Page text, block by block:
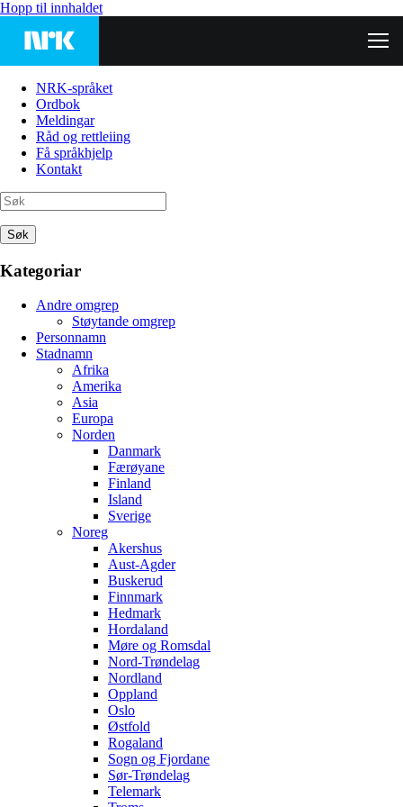
Hopp til innhaldet
NRK-språket
Ordbok
Meldingar
Råd og rettleiing
Få språkhjelp
Kontakt
Søk
Kategoriar
Andre omgrep
Støytande omgrep
Personnamn
Stadnamn
Afrika
Amerika
Asia
Europa
Norden
Danmark
Færøyane
Finland
Island
Sverige
Noreg
Akershus
Aust-Agder
Buskerud
Finnmark
Hedmark
Hordaland
Møre og Romsdal
Nord-Trøndelag
Nordland
Oppland
Oslo
Østfold
Rogaland
Sogn og Fjordane
Sør-Trøndelag
Telemark